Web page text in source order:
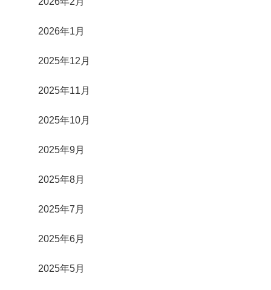
2026年1月
2025年12月
2025年11月
2025年10月
2025年9月
2025年8月
2025年7月
2025年6月
2025年5月